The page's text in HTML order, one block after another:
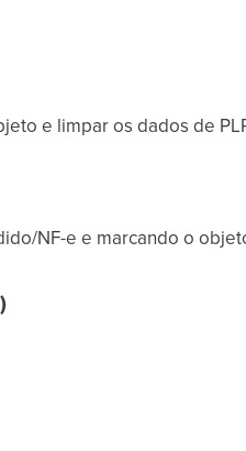
e limpar os dados de
NF-e e marcando o